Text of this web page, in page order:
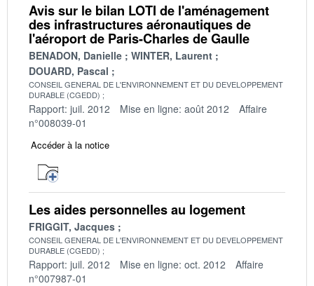
Avis sur le bilan LOTI de l'aménagement
des infrastructures aéronautiques de
l'aéroport de Paris-Charles de Gaulle
BENADON, Danielle
WINTER, Laurent
DOUARD, Pascal
CONSEIL GENERAL DE L'ENVIRONNEMENT ET DU DEVELOPPEMENT
DURABLE (CGEDD)
Rapport: juil. 2012 Mise en ligne: août 2012
Affaire
n°008039-01
Accéder à la notice
Les aides personnelles au logement
FRIGGIT, Jacques
CONSEIL GENERAL DE L'ENVIRONNEMENT ET DU DEVELOPPEMENT
DURABLE (CGEDD)
Rapport: juil. 2012 Mise en ligne: oct. 2012
Affaire
n°007987-01